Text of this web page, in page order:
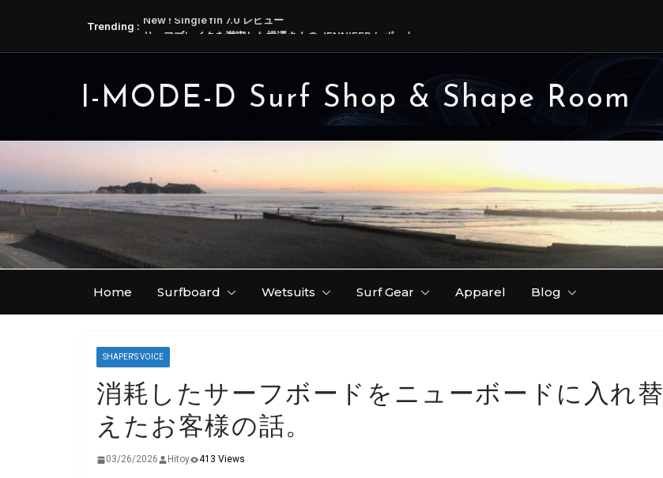
テ
ス
ッ
プ
Trending : New ! Single fin 7.0 レビュー
少し時間はかかりますが、今ならクリアーカラーが早いです！( 理由
は本文にて )
アンバサ磯野さんから届いた近況 ( IDATEN / 韋駄天 ) レポート / 第
I-MODE-D Surf Shop & Shape Room
Home Surfboard Wetsuits Surf Gear Apparel Blog
SHAPER'S VOICE
消耗したサーフボードをニューボードに入れ替
えたお客様の話。
03/26/2026 Hitoy 413 Views